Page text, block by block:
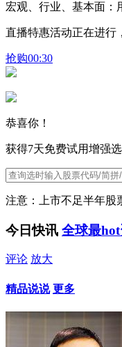
宏观、行业、基本面：
直播特惠活动正在进行
抢购00:30
恭喜你！
获得7天免费试用增强选
注意：上市不足半年股
今日快讯 全球最
评论 放大
精品说说 更多